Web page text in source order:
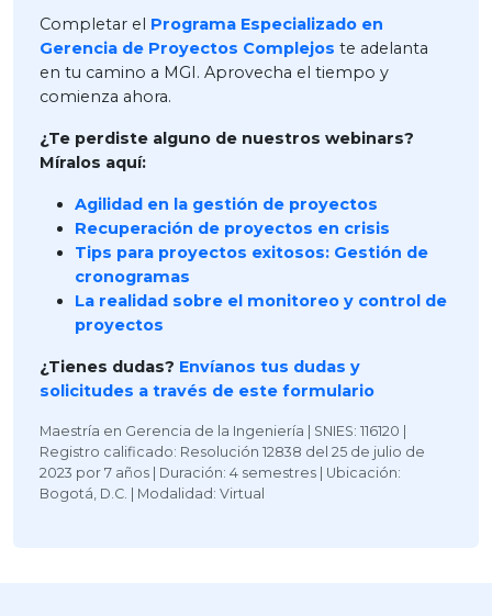
Completar el Programa Especializado en
Gerencia de Proyectos Complejos te adelanta
en tu camino a MGI. Aprovecha el tiempo y
comienza ahora.
¿Te perdiste alguno de nuestros webinars?
Míralos aquí:
Agilidad en la gestión de proyectos
Recuperación de proyectos en crisis
Tips para proyectos exitosos: Gestión de
cronogramas
La realidad sobre el monitoreo y control de
proyectos
¿Tienes dudas? Envíanos tus dudas y
solicitudes a través de este formulario
Maestría en Gerencia de la Ingeniería | SNIES: 116120 |
Registro calificado: Resolución 12838 del 25 de julio de
2023 por 7 años | Duración: 4 semestres | Ubicación:
Bogotá, D.C. | Modalidad: Virtual